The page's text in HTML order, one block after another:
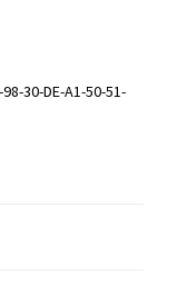
30-DE-A1-50-51-